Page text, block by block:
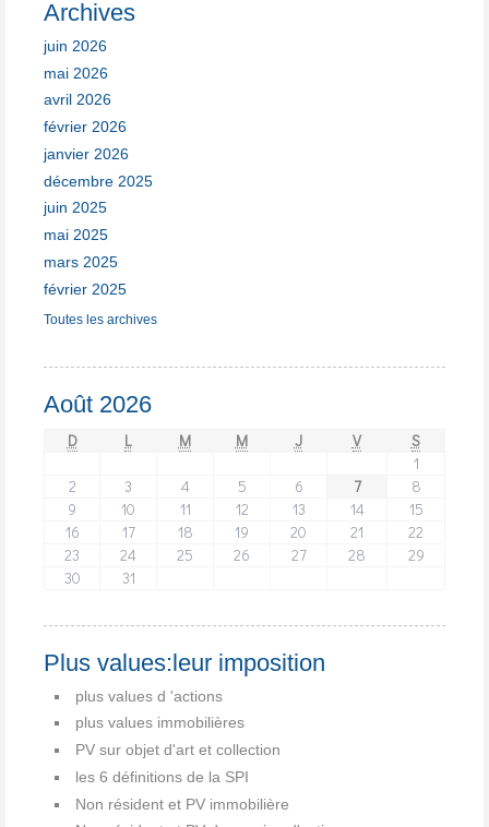
Archives
juin 2026
mai 2026
avril 2026
février 2026
janvier 2026
décembre 2025
juin 2025
mai 2025
mars 2025
février 2025
Toutes les archives
Août 2026
D L M M J V
S
1
2
3 4 5 6 7
8
9
10 11 12 13 14
15
16
17 18 19 20 21
22
23
24 25 26 27 28
29
30
31
Plus values:leur imposition
plus values d 'actions
plus values immobilières
PV sur objet d'art et collection
les 6 définitions de la SPI
Non résident et PV immobilière